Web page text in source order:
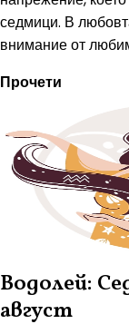
седмици. В
внимание от
Прочети
Водолей:
август